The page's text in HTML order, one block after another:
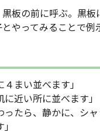
板の前に呼ぶ。黒板
やってみることで例
まい並べます」
近い所に並べます」
たら、静かに、シャ